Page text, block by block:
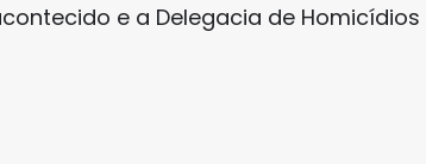
e a Delegacia de Homicídios